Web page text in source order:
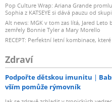
Pop Culture Wrap: Ariana Grande
Sophia z KATSEYE si dává pauzu od
Alt news: MGK v tom zas lítá, Jared
zemřely Bonnie Tyler a Mary Morello
RECEPT: Perfektní letní kombinace,
Zdraví
Podpořte dětskou imunitu
vším pomůže rýmovník